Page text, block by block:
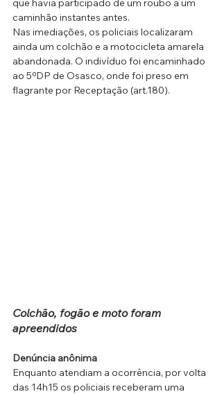
que havia participado de um roubo a um
caminhão instantes antes.
Nas imediações, os policiais localizaram
ainda um colchão e a motocicleta amarela
abandonada. O indivíduo foi encaminhado
ao 5ºDP de Osasco, onde foi preso em
flagrante por Receptação (art.180).
Colchão, fogão e moto foram
apreendidos
Denúncia anônima
Enquanto atendiam a ocorrência, por volta
das 14h15 os policiais receberam uma